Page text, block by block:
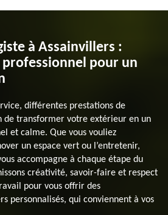
à Assainvillers :
pour un
différentes prestations de
de transformer votre extérieur en un
et calme. Que vous vouliez
un espace vert ou l’entretenir,
accompagne à chaque étape du
créativité, savoir-faire et respect
pour vous offrir des
personnalisés, qui conviennent à vos